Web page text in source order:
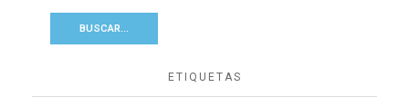
ETIQUETAS